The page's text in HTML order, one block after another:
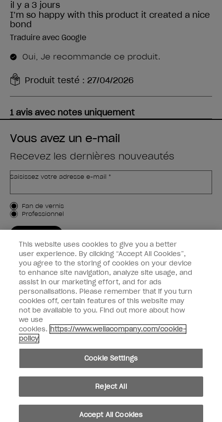
Vous avez un e-mail
Recevez les dernières nouveautés
Saisissez votre adresse e-mail *
Type de client
Fan de vernis
Professionnel
Informations clients
Connectez-Vous
facebookinstagramyoutube
Ne pas partager ou vendre des informations personnelles
Loi californienne sur la transparence des chaînes d'approvisionnement
© Copyright 2024, Wella Operations US LLC, Tous droits réservés.
This website uses cookies to give you a better
user experience. By clicking “Accept All Cookies”,
you agree to the storing of cookies on your device
to enhance site navigation, analyze site usage, and
assist in our marketing effort, and for ads
personalisations. Please remember that if you turn
cookies off, certain features of this website may
not be available to you. Find out more about how
we use
cookies. https://www.wellacompany.com/cookie-
policy
Cookie Settings
Reject All
Accept All Cookies